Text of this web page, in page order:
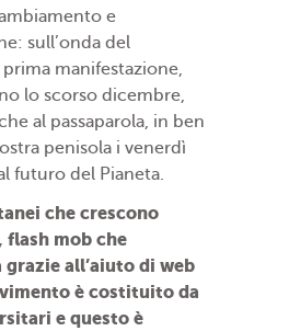
e
sull’onda del
manifestazione,
lo scorso dicembre,
al passaparola, in ben
penisola i venerdì
futuro del Pianeta.
che crescono
flash mob che
all’aiuto di web
è costituito da
e questo è